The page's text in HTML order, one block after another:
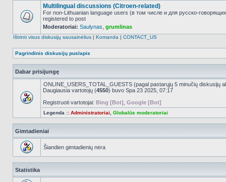
NO_UNREAD_POSTS
Multilingual discussions (Citroen-related)
For non-Lithuanian language users (в том числе и для русско-
registered to post
Moderatoriai: Saulynas grumlinas
Ištrinti visus diskusijų sausainėlius | Komanda | CONTACT_US
Pagrindinis diskusijų puslapis
Dabar prisijungę
ONLINE_USERS_TOTAL_GUESTS (pagal pastarųjų 5 minučių diskusijų
Daugiausia vartotojų (4550) buvo Spa 23 2025, 07:17
Registruoti vartotojai: Bing [Bot] Google [Bot]
Legenda :: Administratoriai Globalūs moderatoriai
Gimtadieniai
Šiandien gimtadienių nėra
Statistika